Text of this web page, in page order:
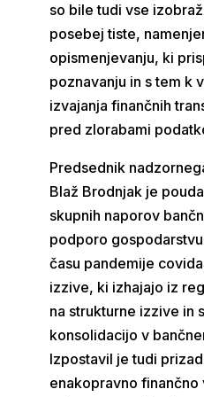
so bile tudi vse
posebej tiste,
opismenjevanju, ki
poznavanju in s tem k
izvajanja finančnih
pred zlorabami
Predsednik
Blaž Brodnjak je
skupnih naporov
podporo
času pandemije
izzive, ki izhajajo iz
na strukturne izzive in
konsolidacijo v
Izpostavil je tudi
enakopravno finančno